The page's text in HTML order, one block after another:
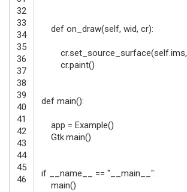
32
33
34
35
36
37
38
39
40
41
42
43
44
45
46
def on_draw(self, wid, cr):
cr.set_source_surface(self.ims,
cr.paint()
def main():
app = Example()
Gtk.main()
if __name__ == "__main__":
main()